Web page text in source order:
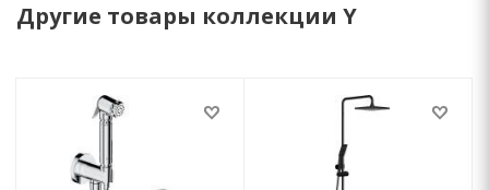
Другие товары коллекции Y